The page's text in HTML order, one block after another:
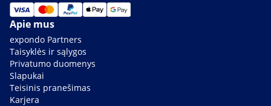
Apie mus
expondo Partners
Taisyklės ir sąlygos
Privatumo duomenys
Slapukai
Teisinis pranešimas
Karjera